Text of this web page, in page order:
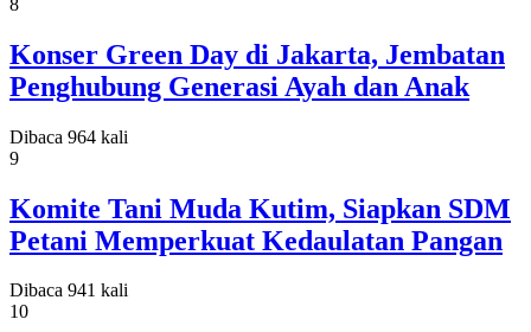
Konser Green Day di Jakarta, Jembatan
Penghubung Generasi Ayah dan Anak
Dibaca 964 kali
9
Komite Tani Muda Kutim, Siapkan SDM
Petani Memperkuat Kedaulatan Pangan
Dibaca 941 kali
10